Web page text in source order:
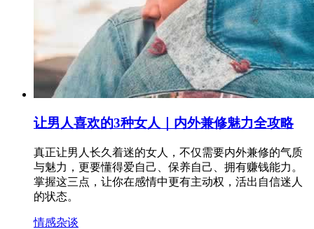
让男人喜欢的3种女人｜内外兼修魅力全攻略
真正让男人长久着迷的女人，不仅需要内外兼修的气质
与魅力，更要懂得爱自己、保养自己、拥有赚钱能力。
掌握这三点，让你在感情中更有主动权，活出自信迷人
的状态。
情感杂谈